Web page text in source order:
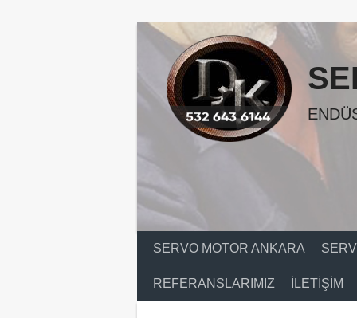
SERVO MOTOR ANKARA
REFERANSLARIMIZ İLETIŞIM